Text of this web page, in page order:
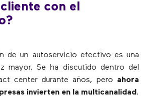
con el
de un autoservicio efectivo es una
mayor. Se ha discutido dentro del
center durante años, pero ahora
invierten en la multicanalidad .